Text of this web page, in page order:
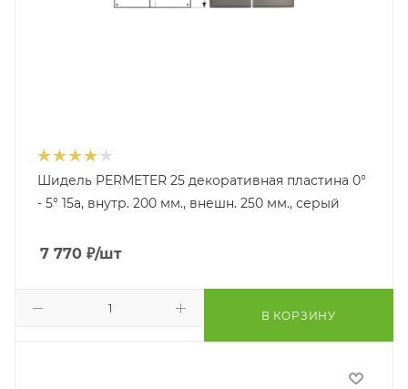
Шидель PERMETER 25 декоративная пластина 0°
- 5° 15a, внутр. 200 мм., внешн. 250 мм., серый
7 770 ₽/шт
В КОРЗИНУ